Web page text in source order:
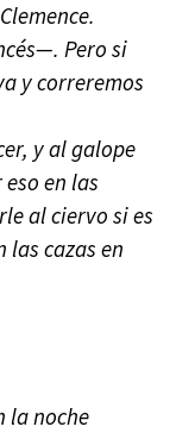
Pero si
y correremos
y al galope
en las
al ciervo si es
las cazas en
la noche